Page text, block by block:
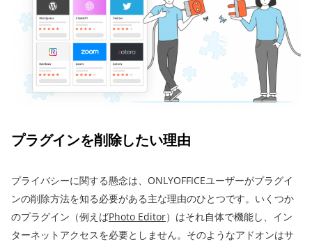
プラグインを削除したい理由
プライバシーに関する懸念は、ONLYOFFICEユーザーがプラグイ
ンの削除方法を知る必要がある主な理由のひとつです。いくつか
のプラグイン（例えばPhoto Editor）はそれ自体で機能し、イン
ターネットアクセスを必要としません。そのようなアドオンはサ